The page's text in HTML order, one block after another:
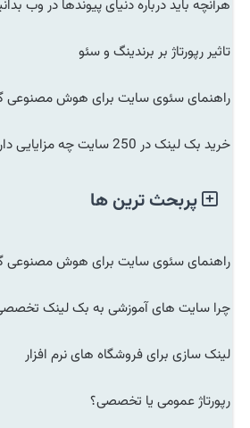
هرآنچه باید درباره دنیای پیوندها در وب
تاثیر رپورتاژ بر برندینگ و سئو
راهنمای سئوی سایت برای هوش مصنوعی
خرید بک لینک در 250 سایت چه مزایایی دارد؟
پربحث ترین ها
راهنمای سئوی سایت برای هوش مصنوعی
چرا سایت های آموزشی به بک لینک تخصصی
لینک سازی برای فروشگاه های نرم افزار
رپورتاژ عمومی یا تخصصی؟